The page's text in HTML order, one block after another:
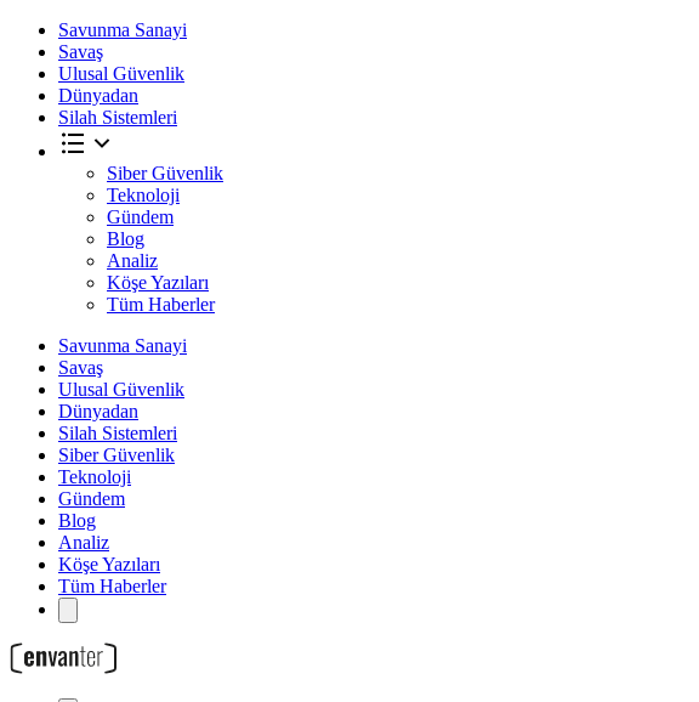
Savunma Sanayi
Savaş
Ulusal Güvenlik
Dünyadan
Silah Sistemleri
Siber Güvenlik
Teknoloji
Gündem
Blog
Analiz
Köşe Yazıları
Tüm Haberler
Savunma Sanayi
Savaş
Ulusal Güvenlik
Dünyadan
Silah Sistemleri
Siber Güvenlik
Teknoloji
Gündem
Blog
Analiz
Köşe Yazıları
Tüm Haberler